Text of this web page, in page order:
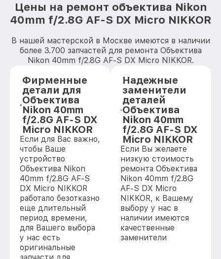
Цены на ремонт объектива Nikon
40mm f/2.8G AF-S DX Micro NIKKOR
В нашей мастерской в Москве имеются в наличии
более 3.700 запчастей для ремонта Объектива
Nikon 40mm f/2.8G AF-S DX Micro NIKKOR.
Фирменные
детали для
Объектива
Nikon 40mm
f/2.8G AF-S DX
Micro NIKKOR
Если для Вас важно,
чтобы Ваше
устройство
Объектива Nikon
40mm f/2.8G AF-S
DX Micro NIKKOR
работало безотказно
еще длительный
период времени,
для Вашего выбора
у нас есть
оригинальные
Надежные
заменители
деталей
Объектива
Nikon 40mm
f/2.8G AF-S DX
Micro NIKKOR
Если Вы желаете
низкую стоимость
ремонта Объектива
Nikon 40mm f/2.8G
AF-S DX Micro
NIKKOR, к Вашему
выбору у нас в
наличии имеются
качественные
заменители